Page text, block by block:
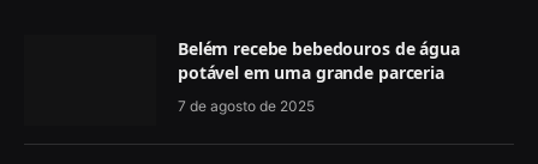
Belém recebe bebedouros de água
potável em uma grande parceria
7 de agosto de 2025